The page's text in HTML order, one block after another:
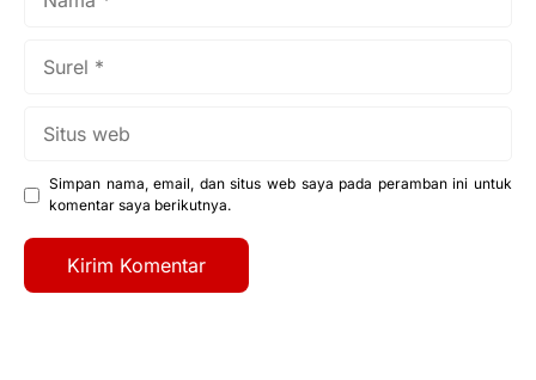
Simpan nama, email, dan situs web saya pada peramban ini untuk
komentar saya berikutnya.